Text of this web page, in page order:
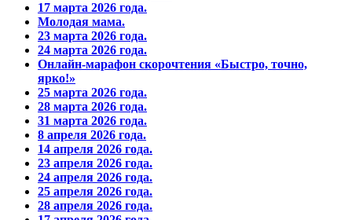
17 марта 2026 года.
Молодая мама.
23 марта 2026 года.
24 марта 2026 года.
Онлайн-марафон скорочтения «Быстро, точно,
ярко!»
25 марта 2026 года.
28 марта 2026 года.
31 марта 2026 года.
8 апреля 2026 года.
14 апреля 2026 года.
23 апреля 2026 года.
24 апреля 2026 года.
25 апреля 2026 года.
28 апреля 2026 года.